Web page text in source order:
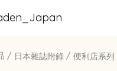
/ 日本雜誌附錄 / 便利店系列